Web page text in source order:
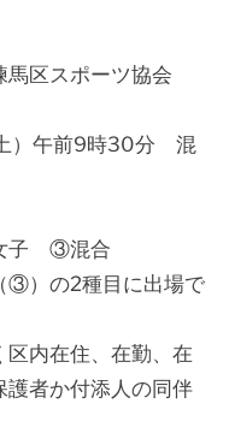
馬区スポーツ協会
）午前9時30分 混
子 ③混合
の2種目に出場で
内在住、在勤、在
護者か付添人の同伴